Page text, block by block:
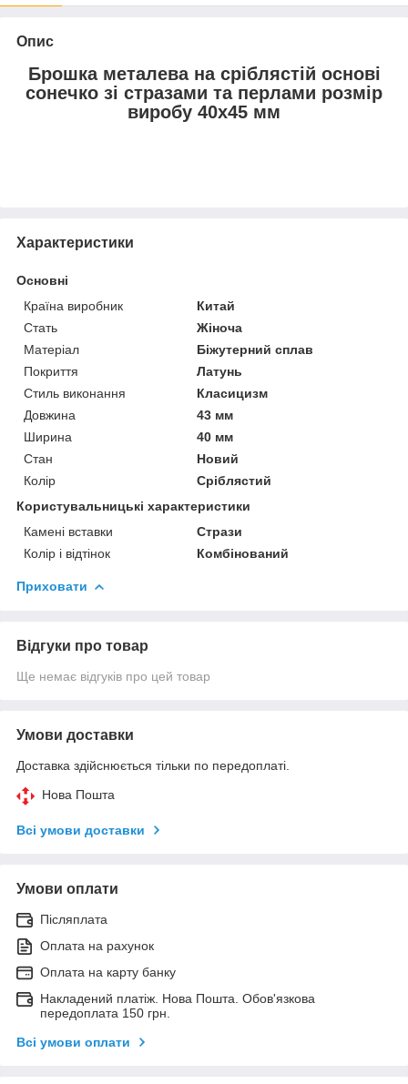
Опис
Брошка металева на сріблястій основі
сонечко зі стразами та перлами розмір
виробу 40х45 мм
Характеристики
Основні
Країна виробник
Китай
Стать
Жіноча
Матеріал
Біжутерний сплав
Покриття
Латунь
Стиль виконання
Класицизм
Довжина
43 мм
Ширина
40 мм
Стан
Новий
Колір
Сріблястий
Користувальницькі характеристики
Камені вставки
Стрази
Колір і відтінок
Комбінований
Приховати
Відгуки про товар
Ще немає відгуків про цей товар
Умови доставки
Доставка здійснюється тільки по передоплаті.
Нова Пошта
Всі умови доставки
Умови оплати
Післяплата
Оплата на рахунок
Оплата на карту банку
Накладений платіж. Нова Пошта. Обов'язкова
передоплата 150 грн.
Всі умови оплати